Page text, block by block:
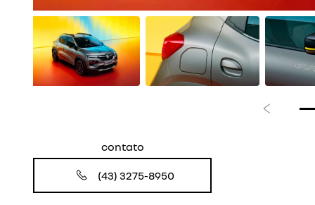
Anterior
contato
(43) 3275-8950